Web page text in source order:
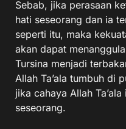
Sebab, jika perasaan
hati seseorang dan ia
seperti itu, maka
akan dapat
Tursina menjadi
Allah Ta’ala tumbuh di
jika cahaya Allah
seseorang.